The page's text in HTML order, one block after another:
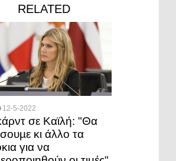
RELATED
12-5-2022
σε Καϊλή: "Θα
κι άλλο τα
για να